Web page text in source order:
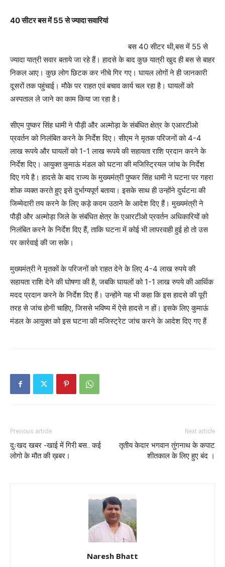
40 सीटर बस में 55 से ज्यादा सवारियां
बस 40 सीटर थी,बस में 55 से
ज्यादा यात्री सवार बताये जा रहे हैं। हादसे के बाद कुछ यात्री खुद ही बस से बाहर
निकल आए। कुछ लोग छिटक कर नीचे गिर गए। घायल लोगों ने ही जानकारी
दूसरों तक पहुंचाई। मौके पर राहत एवं बचाव कार्य चल रहा है। घायलों को
अस्पताल ले जाने का काम किया जा रहा है।
सीएम पुष्कर सिंह धामी ने पौड़ी और अल्मोड़ा के संबंधित क्षेत्र के एआरटीओ
प्रवर्तन को निलंबित करने के निर्देश दिए। सीएम ने मृतक परिजनों को 4-4
लाख रूपये और घायलों को 1-1 लाख रूपये की सहायता राशि प्रदान करने के
निर्देश दिए। आयुक्त कुमाऊं मंडल को घटना की मजिस्ट्रियल जांच के निर्देश
दिए गये है। हादसे के बाद राज्य के मुख्यमंत्री पुष्कर सिंह धामी ने घटना पर गहरा
शोक व्यक्त करते हुए इसे दुर्भाग्यपूर्ण बताया। इसके साथ ही उन्होंने दुर्घटना की
जिम्मेदारी तय करने के लिए कड़े कदम उठाने के आदेश दिए हैं। मुख्यमंत्री ने
पौड़ी और अल्मोड़ा जिले के संबंधित क्षेत्र के एआरटीओ प्रवर्तन अधिकारियों को
निलंबित करने के निर्देश दिए हैं, ताकि घटना में कोई भी लापरवाही हुई हो तो उस
पर कार्रवाई की जा सके।
मुख्यमंत्री ने मृतकों के परिजनों को राहत देने के लिए 4-4 लाख रुपये की
सहायता राशि देने की घोषणा की है, जबकि घायलों को 1-1 लाख रुपये की आर्थिक
मदद प्रदान करने के निर्देश दिए हैं। उन्होंने यह भी कहा कि इस हादसे की पूरी
तरह से जांच होनी चाहिए, जिससे भविष्य में ऐसे हादसे न हों। इसके लिए कुमाऊं
मंडल के आयुक्त को इस घटना की मजिस्ट्रेट जांच करने के आदेश दिए गए हैं
Previous article
दुःखद खबर -खाई में गिरी बस.. कई
लोगो के मौत की ख़बर।
Next article
तृतीय केदार भगवान तुंगनाथ के कपाट
शीतकाल के लिए हुए बंद ।
Naresh Bhatt